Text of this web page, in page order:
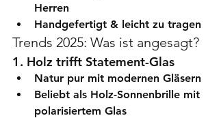
Herren
Handgefertigt & leicht zu tragen
Trends 2025: Was ist angesagt?
1. Holz trifft Statement-Glas
Natur pur mit modernen Gläsern
Beliebt als Holz-Sonnenbrille mit
polarisiertem Glas